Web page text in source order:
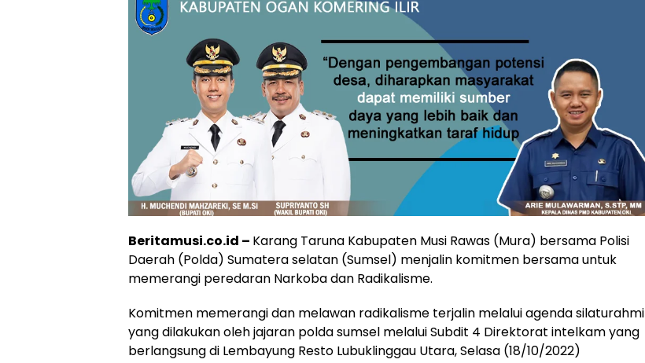
Beritamusi.co.id – Karang Taruna Kabupaten Musi Rawas (Mura) bersama Polisi
Daerah (Polda) Sumatera selatan (Sumsel) menjalin komitmen bersama untuk
memerangi peredaran Narkoba dan Radikalisme.
Komitmen memerangi dan melawan radikalisme terjalin melalui agenda silaturahmi
yang dilakukan oleh jajaran polda sumsel melalui Subdit 4 Direktorat intelkam yang
berlangsung di Lembayung Resto Lubuklinggau Utara, Selasa (18/10/2022)